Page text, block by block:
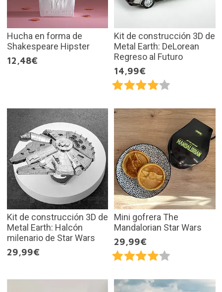
Hucha en forma de
Shakespeare Hipster
12,48€
Kit de construcción 3D de
Metal Earth: DeLorean
Regreso al Futuro
14,99€
Kit de construcción 3D de
Metal Earth: Halcón
milenario de Star Wars
29,99€
Mini gofrera The
Mandalorian Star Wars
29,99€